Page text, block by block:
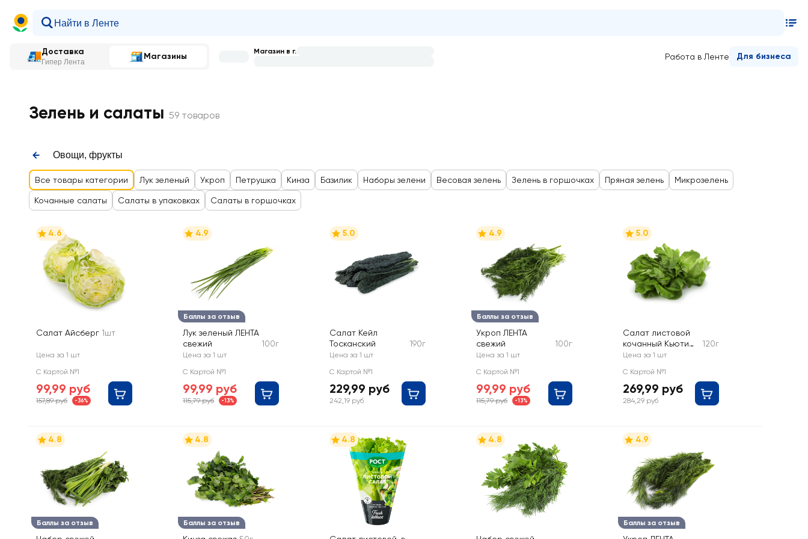
Доставка
Гипер Лента
Магазины Работа в Ленте Для бизнеса
Магазин в г.
Зелень и салаты 59 товаров
Овощи, фрукты
Все товары категории Лук зеленый Укроп Петрушка Кинза Базилик Наборы зелени Весовая зелень Зелень в горшочках Пряная зелень Микрозелень
Кочанные салаты Салаты в упаковках Салаты в горшочках
4.6
Салат Айсберг 1шт
Цена за 1 шт
С Картой №1
99,99 руб
157,89 руб -36%
Баллы за отзыв
4.9
Лук зеленый ЛЕНТА
свежий
100г
Цена за 1 шт
С Картой №1
99,99 руб
115,79 руб -13%
5.0
Салат Кейл
Тосканский
190г
Цена за 1 шт
С Картой №1
229,99 руб
242,19 руб
Баллы за отзыв
4.9
Укроп ЛЕНТА
свежий
100г
Цена за 1 шт
С Картой №1
99,99 руб
115,79 руб -13%
5.0
Салат листовой
кочанный Кьюти
Пай
120г
Цена за 1 шт
С Картой №1
269,99 руб
284,29 руб
Баллы за отзыв
4.8
Баллы за отзыв
4.8 4.8 4.8
Баллы за отзыв
4.9